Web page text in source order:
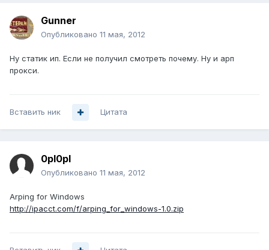
Gunner
Опубликовано 11 мая, 2012
Ну статик ип. Если не получил смотреть почему. Ну и арп
прокси.
Вставить ник Цитата
0pl0pl
Опубликовано 11 мая, 2012
Arping for Windows
http://ipacct.com/f/arping_for_windows-1.0.zip